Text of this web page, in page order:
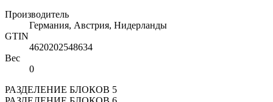
Производитель
Германия, Австрия, Нидерланды
GTIN
4620202548634
Вес
0
РАЗДЕЛЕНИЕ БЛОКОВ 5